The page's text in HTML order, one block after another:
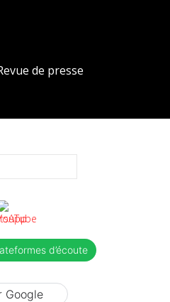
de presse
d’écoute
Google